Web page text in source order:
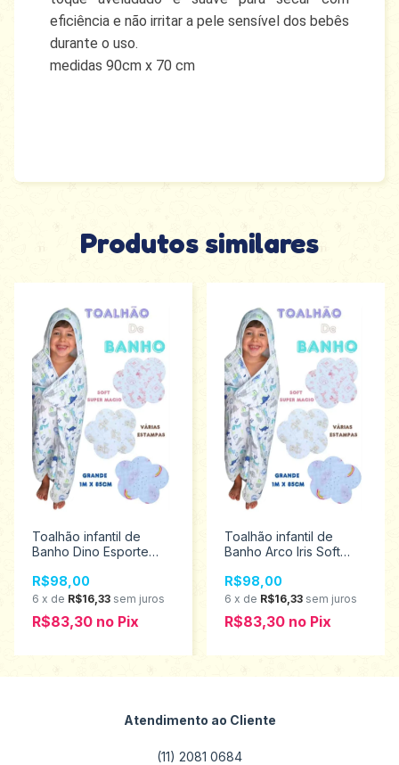
eficiência e não irritar a pele sensível dos bebês
durante o uso.
medidas 90cm x 70 cm
Produtos similares
Toalhão infantil de
Banho Dino Esporte
com Capuz 0923
R$98,00
6 x de R$16,33 sem juros
R$83,30 no Pix
Toalhão infantil de
Banho Arco Iris Soft
Capuz 0923
R$98,00
6 x de R$16,33 sem juros
R$83,30 no Pix
Atendimento ao Cliente
(11) 2081 0684